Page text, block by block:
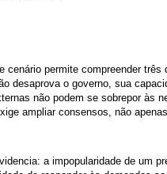
cenário permite compreender
desaprova o governo, sua
não podem se sobrepor às
ampliar consensos, não
a impopularidade de um